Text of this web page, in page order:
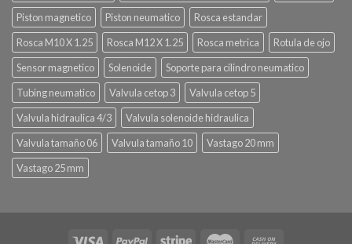
Piston magnetico
Piston neumatico
Rosca estandar
Rosca M10 X 1.25
Rosca M12 X 1.25 Rosca metrica
Rotula de ojo
Sensor magnetico
Solenoide
Soporte para cilindro neumatico
Tubing neumatico
Valvula cetop 3
Valvula cetop 5
Valvula hidraulica 4/3
Valvula solenoide hidraulica
Valvula tamaño 06
Valvula tamaño 10
Vastago 20 mm
Vastago 25 mm